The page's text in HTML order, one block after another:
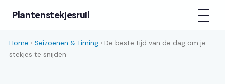
Plantenstekjesruil
Home › Seizoenen & Timing › De beste tijd van de dag om je
stekjes te snijden